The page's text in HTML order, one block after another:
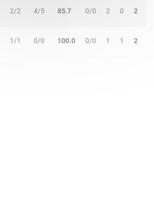
2/2 4/5 85.7 0/0 2 0 2
1/1 0/0 100.0 0/0 1 1 2